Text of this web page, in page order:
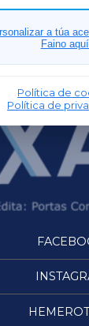
a túa
Faino
Política de
Política de